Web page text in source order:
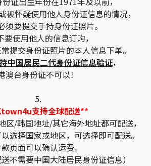
被怀疑使用他人身份证信息的情况，
须要提交手持身份证照片。
要使用他人的信息订购，
提交身份证照片的本人信息下单。
中国居民二代身份证信息验证，
澳台身份证不可以！
5.
支持全球配送**
区/韩国地址/其它海外地址都可配送，
选择国家或地区，可选择即可配送。
页面可以确认运费。
不需要中国大陆居民身份证信息）